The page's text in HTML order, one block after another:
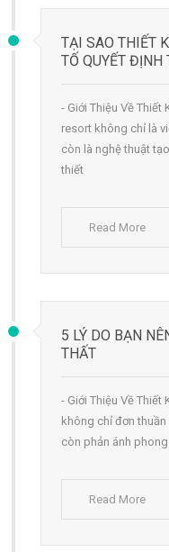
TẠI SAO THIẾT
TỐ QUYẾT ĐỊNH
- Giới Thiệu Về Thiết
resort không chỉ là
còn là nghệ thuật
thiết
Read More
5 LÝ DO BẠN
THẤT
- Giới Thiệu Về Thiết
không chỉ đơn
còn phản ánh
Read More